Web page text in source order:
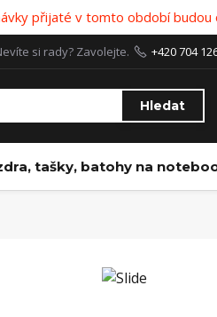
přijaté v tomto období budou
Hledat
si rady? Zavolejte. +420 704
tašky, batohy na